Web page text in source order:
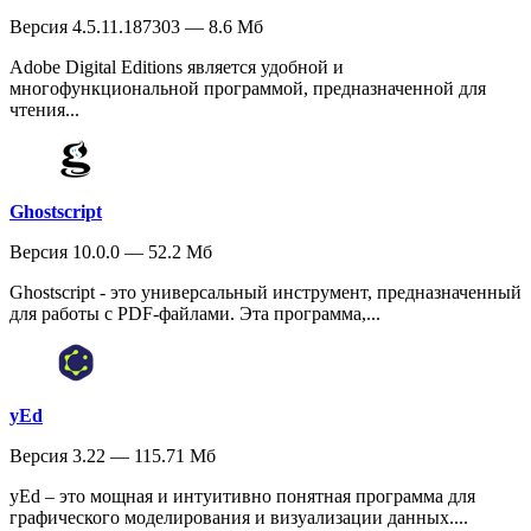
Версия 4.5.11.187303 — 8.6 Мб
Adobe Digital Editions является удобной и
многофункциональной программой, предназначенной для
чтения...
Ghostscript
Версия 10.0.0 — 52.2 Мб
Ghostscript - это универсальный инструмент, предназначенный
для работы с PDF-файлами. Эта программа,...
yEd
Версия 3.22 — 115.71 Мб
yEd – это мощная и интуитивно понятная программа для
графического моделирования и визуализации данных....